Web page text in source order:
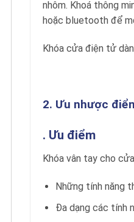
nhôm. Khoá thông
hoặc bluetooth để
Khóa cửa điện tử
2. Ưu nhược
. Ưu điểm
Khóa vân tay cho
Những tính năng
Đa dạng các tính